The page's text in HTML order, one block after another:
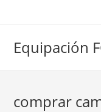
Equipación
comprar